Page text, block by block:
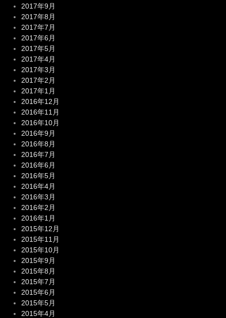
2017年9月
2017年8月
2017年7月
2017年6月
2017年5月
2017年4月
2017年3月
2017年2月
2017年1月
2016年12月
2016年11月
2016年10月
2016年9月
2016年8月
2016年7月
2016年6月
2016年5月
2016年4月
2016年3月
2016年2月
2016年1月
2015年12月
2015年11月
2015年10月
2015年9月
2015年8月
2015年7月
2015年6月
2015年5月
2015年4月